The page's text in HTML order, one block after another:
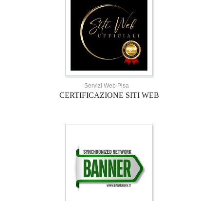
Servizi Web Pisa
CERTIFICAZIONE SITI WEB